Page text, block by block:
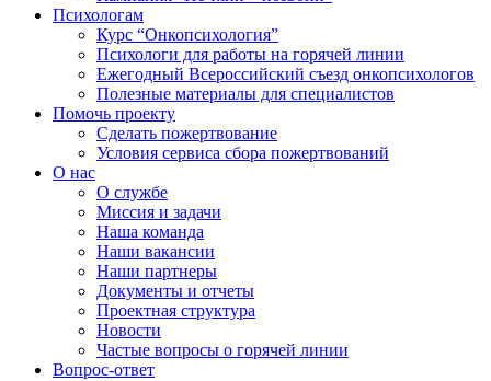
Психологам
Курс “Онкопсихология”
Психологи для работы на горячей линии
Ежегодный Всероссийский cъезд онкопсихологов
Полезные материалы для специалистов
Помочь проекту
Сделать пожертвование
Условия сервиса сбора пожертвований
О нас
О службе
Миссия и задачи
Наша команда
Наши вакансии
Наши партнеры
Документы и отчеты
Проектная структура
Новости
Частые вопросы о горячей линии
Вопрос-ответ